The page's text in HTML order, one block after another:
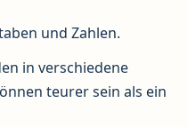
und Zahlen.
in verschiedene
teurer sein als ein